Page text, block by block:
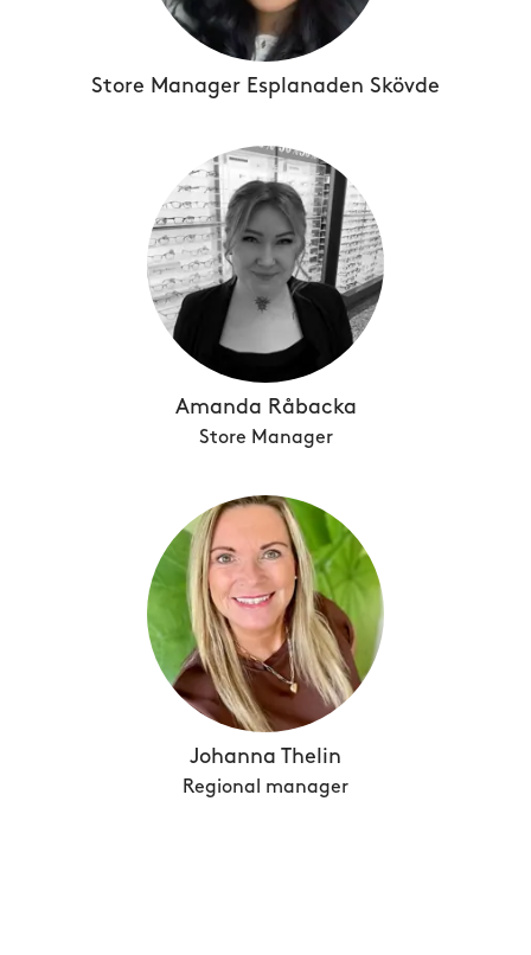
Store Manager Esplanaden Skövde
Amanda Råbacka
Store Manager
Johanna Thelin
Regional manager